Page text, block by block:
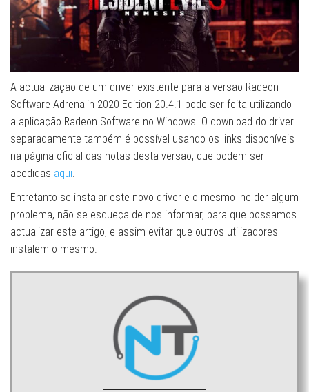
A actualização de um driver existente para a versão Radeon
Software Adrenalin 2020 Edition 20.4.1 pode ser feita utilizando
a aplicação Radeon Software no Windows. O download do driver
separadamente também é possível usando os links disponíveis
na página oficial das notas desta versão, que podem ser
acedidas aqui.
Entretanto se instalar este novo driver e o mesmo lhe der algum
problema, não se esqueça de nos informar, para que possamos
actualizar este artigo, e assim evitar que outros utilizadores
instalem o mesmo.